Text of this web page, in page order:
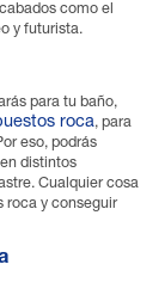
como el
y futurista.
para tu baño,
roca, para
eso, podrás
distintos
Cualquier cosa
roca y conseguir